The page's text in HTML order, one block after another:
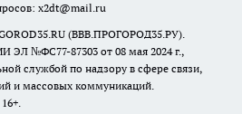
x2dt@mail.ru
(ВВВ.ПРОГОРОД35.РУ).
ЭЛ №ФС77-87303 от 08 мая 2024 г.,
службой по надзору в сфере связи,
и массовых коммуникаций.